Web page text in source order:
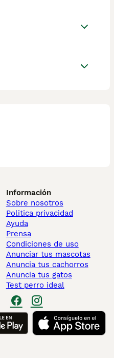
Información
Sobre nosotros
Politica privacidad
Ayuda
Prensa
Condiciones de uso
Anunciar tus mascotas
Anuncia tus cachorros
Anuncia tus gatos
Test perro ideal